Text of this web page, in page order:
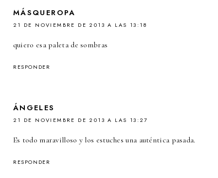
MÁSQUEROPA
21 DE NOVIEMBRE DE 2013 A LAS 13:18
quiero esa paleta de sombras
RESPONDER
ÁNGELES
21 DE NOVIEMBRE DE 2013 A LAS 13:27
Es todo maravilloso y los estuches una auténtica pasada.
RESPONDER